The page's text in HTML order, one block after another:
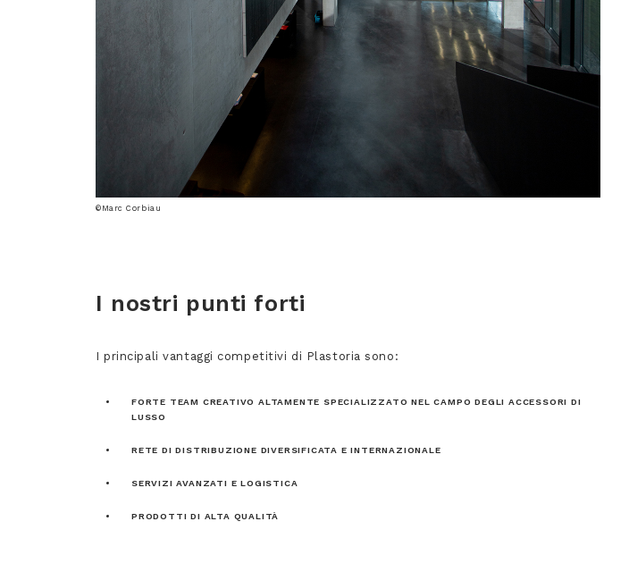
©Marc Corbiau
I nostri punti forti
I principali vantaggi competitivi di Plastoria sono:
FORTE TEAM CREATIVO ALTAMENTE SPECIALIZZATO NEL CAMPO DEGLI ACCESSORI DI
LUSSO
RETE DI DISTRIBUZIONE DIVERSIFICATA E INTERNAZIONALE
SERVIZI AVANZATI E LOGISTICA
PRODOTTI DI ALTA QUALITÀ